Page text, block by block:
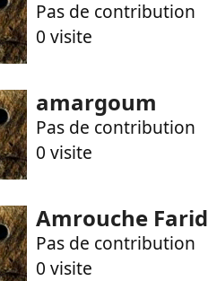
Pas de contribution
0 visite
amargoum
Pas de contribution
0 visite
Amrouche Farid
Pas de contribution
0 visite